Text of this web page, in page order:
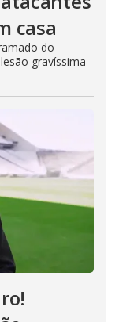
casa
do
gravíssima